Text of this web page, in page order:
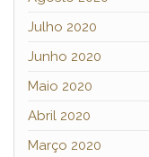
Julho 2020
Junho 2020
Maio 2020
Abril 2020
Março 2020